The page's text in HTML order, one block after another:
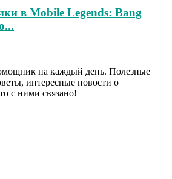
в Mobile Legends: Bang
на каждый день. Полезные
интересные новости о
с ними связано!